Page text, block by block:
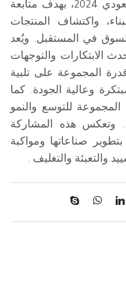
، في معرض البناء السعودي 2024، بهدف متابعة
واكتشاف المنتجات
في المستقبل. ويُعد
الابتكارات والتوجهات
المجموعة على تلبية
وعالية الجودة. كما
للتوسع والنمو
وتعكس هذه المشاركة
بتطوير صناعاتها ومواكبة
والتعبئة والتغليف .